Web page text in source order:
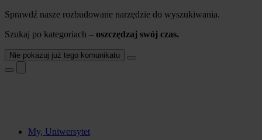
Sprawdź nasze rozbudowane narzędzie do wyszukiwania.
Szukaj po kategoriach – oszczędzaj swój czas.
Nie pokazuj już tego komunikatu
My, Uniwersytet